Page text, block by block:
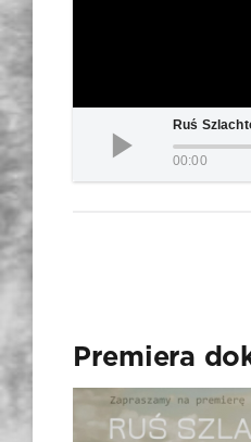
Ruś
00:00
Premiera